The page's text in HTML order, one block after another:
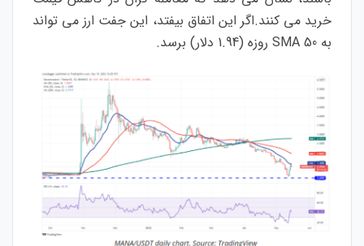
خرید می کنند.اگر این اتفاق بیفتد، این جفت ارز می تواند
به SMA 50 روزه (1.94 دلار) برسد.